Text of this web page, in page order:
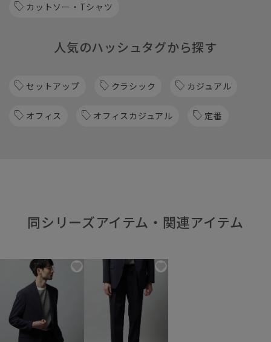
カットソー・Tシャツ
人気のハッシュタグから探す
セットアップ クラシック カジュアル
オフィス オフィスカジュアル 定番
同シリーズアイテム・関連アイテム